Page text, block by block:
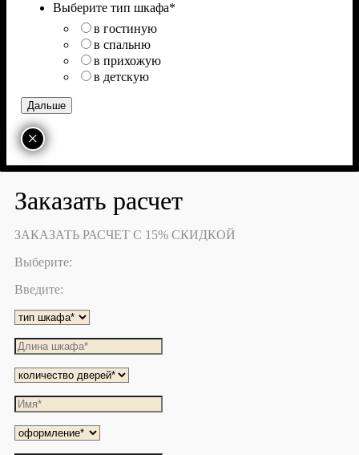
Выберите тип шкафа*
в гостиную
в спальню
в прихожую
в детскую
×
Заказать расчет
ЗАКАЗАТЬ РАСЧЕТ С 15% СКИДКОЙ
Выберите:
Введите: